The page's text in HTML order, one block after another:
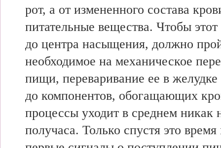
рот, а от измененного состава
питательные вещества. Чтобы
до центра насыщения, должно
необходимое на механическое
пищи, переваривание ее в желудке
до компонентов, обогащающих
процессы уходит в среднем никак
получаса. Только спустя это